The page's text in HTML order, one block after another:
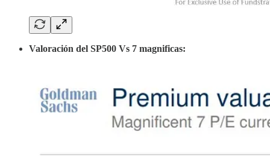
Valoración del SP500 Vs 7 magnificas: